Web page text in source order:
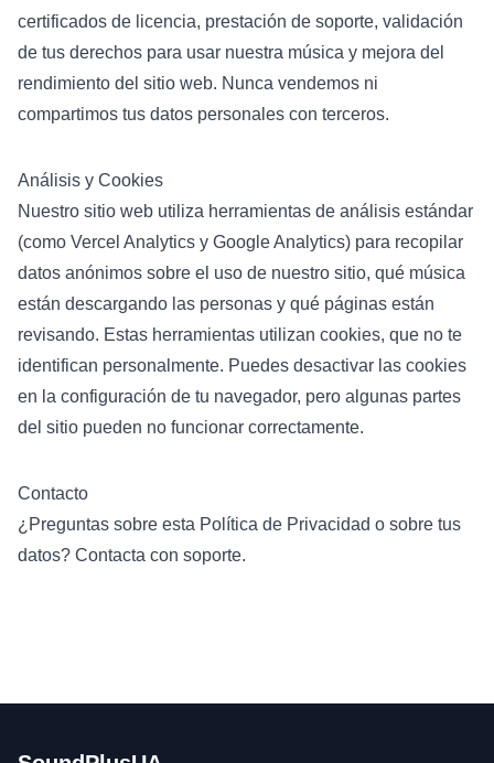
certificados de licencia, prestación de soporte, validación
de tus derechos para usar nuestra música y mejora del
rendimiento del sitio web. Nunca vendemos ni
compartimos tus datos personales con terceros.
Análisis y Cookies
Nuestro sitio web utiliza herramientas de análisis estándar
(como Vercel Analytics y Google Analytics) para recopilar
datos anónimos sobre el uso de nuestro sitio, qué música
están descargando las personas y qué páginas están
revisando. Estas herramientas utilizan cookies, que no te
identifican personalmente. Puedes desactivar las cookies
en la configuración de tu navegador, pero algunas partes
del sitio pueden no funcionar correctamente.
Contacto
¿Preguntas sobre esta Política de Privacidad o sobre tus
datos? Contacta con soporte.